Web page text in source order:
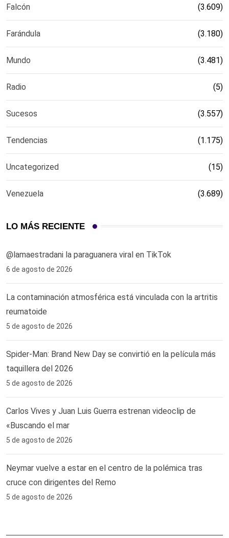
Falcón (3.609)
Farándula (3.180)
Mundo (3.481)
Radio (5)
Sucesos (3.557)
Tendencias (1.175)
Uncategorized (15)
Venezuela (3.689)
LO MÁS RECIENTE
‎@lamaestradani la paraguanera viral en TikTok
6 de agosto de 2026
La contaminación atmosférica está vinculada con la artritis
reumatoide
5 de agosto de 2026
Spider-Man: Brand New Day se convirtió en la película más
taquillera del 2026
5 de agosto de 2026
Carlos Vives y Juan Luis Guerra estrenan videoclip de
«Buscando el mar
5 de agosto de 2026
Neymar vuelve a estar en el centro de la polémica tras
cruce con dirigentes del Remo ‎
5 de agosto de 2026